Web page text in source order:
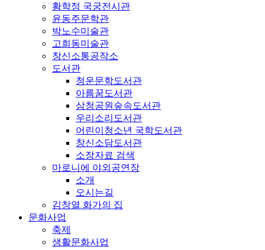
황학정 국궁전시관
윤동주문학관
박노수미술관
고희동미술관
창신소통공작소
도서관
청운문학도서관
아름꿈도서관
삼청공원숲속도서관
우리소리도서관
어린이청소년 국학도서관
창신소담도서관
소장자료 검색
마로니에 야외공연장
소개
오시는길
김창열 화가의 집
문화사업
축제
생활문화사업